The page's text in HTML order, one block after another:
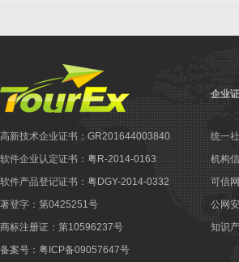
高新技术企业证书：GR201644003840
软件企业认定证书：粤R-2014-0163
软件产品登记证书：粤DGY-2014-0332
著登字：第0425251号
商标注册证：第10596237号
备案号：粤ICP备09057647号
企业
统一
机构
可信
公网
知识